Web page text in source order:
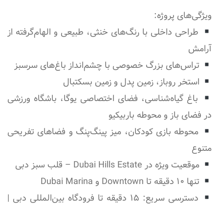
ویژگی‌های پروژه:
طراحی داخلی با رنگ‌های خنثی، طبیعی و الهام‌گرفته از
آرامش
تراس‌های بزرگ خصوصی با چشم‌انداز باغ‌های سرسبز
استخر روباز، زمین پدل و زمین بسکتبال
باغ گیاه‌شناسی، فضای اختصاصی یوگا، باشگاه ورزشی
در فضای باز و محوطه باربیکیو
محوطه بازی کودکان، میز پینگ‌پنگ و فضاهای تفریحی
متنوع
موقعیت ویژه در Dubai Hills Estate – قلب سبز دبی
تنها ۱۰ دقیقه تا Downtown و Dubai Marina
دسترسی سریع: ۱۵ دقیقه تا فرودگاه بین‌المللی دبی |